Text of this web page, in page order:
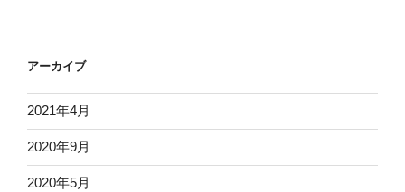
アーカイブ
2021年4月
2020年9月
2020年5月